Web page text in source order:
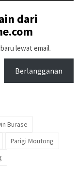
dari
lewat email.
Berlangganan
Burase
Parigi Moutong